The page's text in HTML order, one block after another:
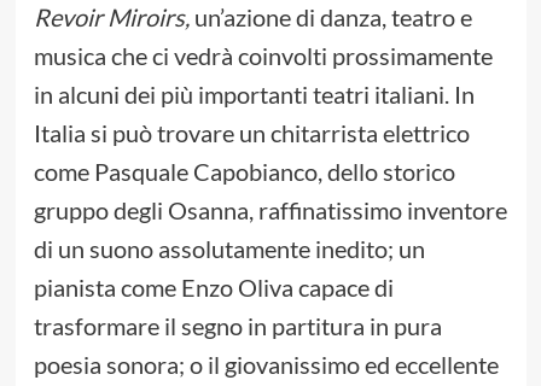
Revoir Miroirs, un’azione di danza, teatro e
musica che ci vedrà coinvolti prossimamente
in alcuni dei più importanti teatri italiani. In
Italia si può trovare un chitarrista elettrico
come Pasquale Capobianco, dello storico
gruppo degli Osanna, raffinatissimo inventore
di un suono assolutamente inedito; un
pianista come Enzo Oliva capace di
trasformare il segno in partitura in pura
poesia sonora; o il giovanissimo ed eccellente